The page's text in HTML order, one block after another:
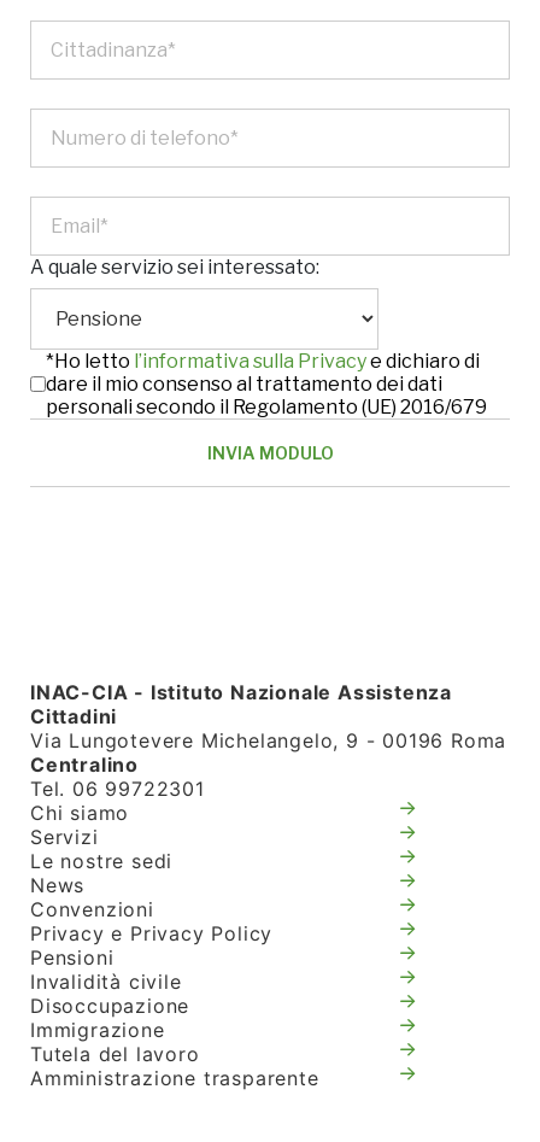
A quale servizio sei interessato:
*Ho letto l’informativa sulla Privacye dichiaro di
dare il mio consenso al trattamento dei dati
personali secondo il Regolamento (UE) 2016/679
INAC-CIA - Istituto Nazionale Assistenza
Cittadini
Via Lungotevere Michelangelo, 9 - 00196 Roma
Centralino
Tel. 06 99722301
Chi siamo
Servizi
Le nostre sedi
News
Convenzioni
Privacy e Privacy Policy
Pensioni
Invalidità civile
Disoccupazione
Immigrazione
Tutela del lavoro
Amministrazione trasparente